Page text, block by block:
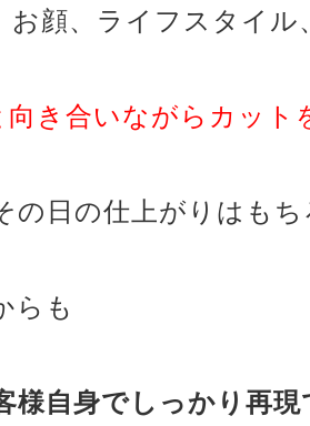
お顔、ライフスタイル
向き合いながらカット
の日の仕上がりはも
らも
様自身でしっかり再